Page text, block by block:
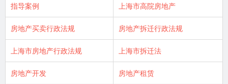
指导案例 上海市高院房地产
房地产买卖行政法规 房地产拆迁行政法规
上海市房地产行政法规 上海市拆迁法
房地产开发 房地产租赁